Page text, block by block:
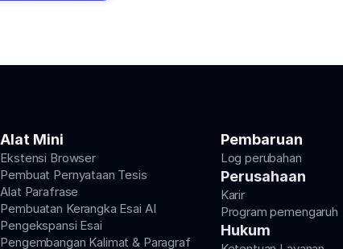
Alat Mini
Ekstensi Browser
Pembuat Pernyataan Tesis
Alat Parafrase
Pembuatan Kerangka Esai AI
Pengekspansi Esai
Pengembangan Kalimat & Paragraf
Pembaruan
Log perubahan
Perusahaan
Karir
Program pemengaruh
Hukum